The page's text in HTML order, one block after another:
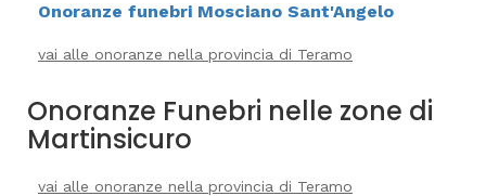
Onoranze funebri Mosciano Sant'Angelo
vai alle onoranze nella provincia di Teramo
Onoranze Funebri nelle zone di
Martinsicuro
vai alle onoranze nella provincia di Teramo